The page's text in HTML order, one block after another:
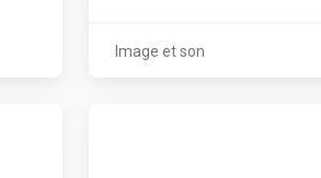
Image et son